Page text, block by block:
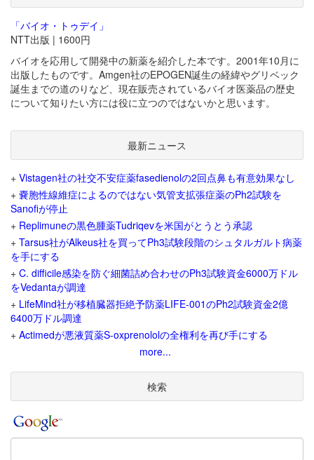
「バイオ・トゥデイ」
NTT出版 | 1600円
バイオを応用して開発中の新薬を紹介した本です。2001年10月に
出版したものです。Amgen社のEPOGEN誕生の経緯やグリベック
誕生までの道のりなど、現在販売されているバイオ医薬品の歴史
について知りたい方には役に立つのではないかと思います。
最新ニュース
+ Vistagen社の社交不安症薬fasedienolの2回点鼻も有意効果なし
+ 嚢胞性線維症によるのではない気管支拡張症薬のPh2試験を
Sanofiが停止
+ Replimuneの黒色腫薬Tudriqevを米国がとうとう承認
+ Tarsus社がAlkeus社を買ってPh3試験段階のシュタルガルト病薬
を手にする
+ C. difficile感染を防ぐ細菌詰め合わせのPh3試験資金6000万ドル
をVedantaが調達
+ LifeMind社が移植臓器拒絶予防薬LIFE-001のPh2試験資金2億
6400万ドル調達
+ Actimedが悪液質薬S-oxprenololの全権利を再び手にする
more...
検索